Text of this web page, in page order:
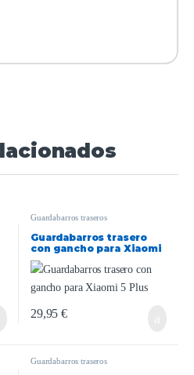
Guardabarros traseros
Guardabarros trasero
con gancho para Xiaomi
5 Plus
29,95€
Guardabarros traseros